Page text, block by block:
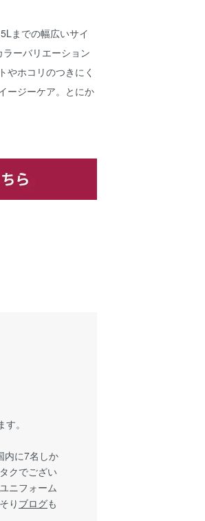
までの幅広いサイ
ーバリエーション
やホコリのつきにく
ージーケア。とにか
。
内に7名しか
クでござい
ニフォーム
り ブログも